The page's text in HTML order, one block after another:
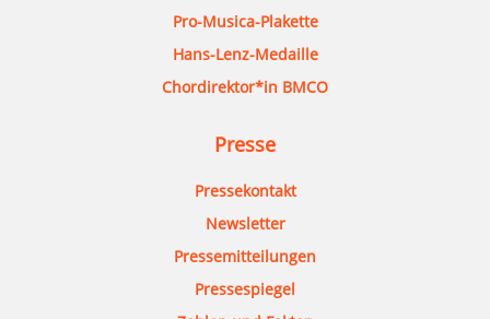
Pro-Musica-Plakette
Hans-Lenz-Medaille
Chordirektor*in BMCO
Presse
Pressekontakt
Newsletter
Pressemitteilungen
Pressespiegel